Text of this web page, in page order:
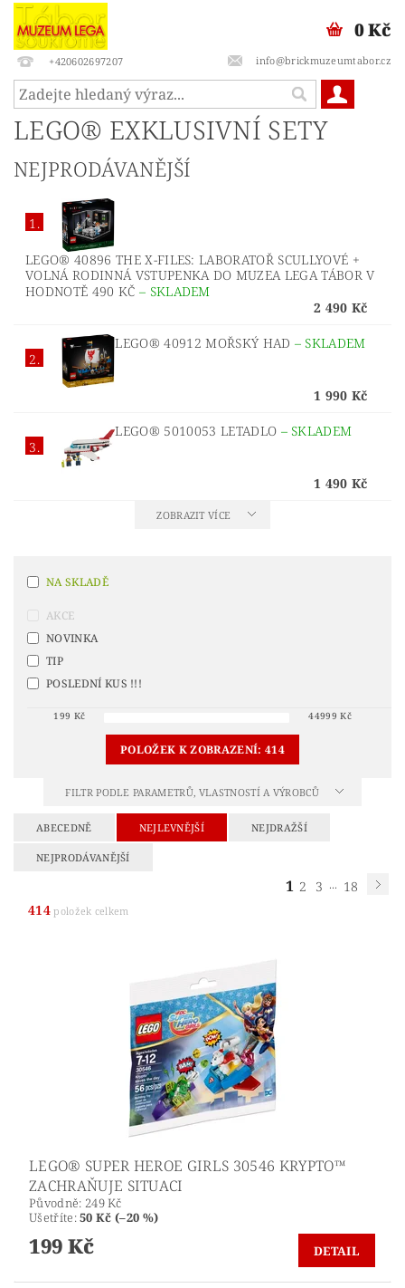
+420602697207 info@brickmuzeumtabor.cz
0 Kč
LEGO® EXKLUSIVNÍ SETY
NEJPRODÁVANĚJŠÍ
1.
LEGO® 40896 THE X-FILES: LABORATOŘ SCULLYOVÉ +
VOLNÁ RODINNÁ VSTUPENKA DO MUZEA LEGA TÁBOR V
HODNOTĚ 490 KČ – SKLADEM
2 490 Kč
2.
LEGO® 40912 MOŘSKÝ HAD – SKLADEM
1 990 Kč
3.
LEGO® 5010053 LETADLO – SKLADEM
1 490 Kč
ZOBRAZIT VÍCE
NA SKLADĚ
AKCE
NOVINKA
TIP
POSLEDNÍ KUS !!!
199 Kč 44999 Kč
POLOŽEK K ZOBRAZENÍ: 414
FILTR PODLE PARAMETRŮ, VLASTNOSTÍ A VÝROBCŮ
ABECEDNĚ NEJLEVNĚJŠÍ NEJDRAŽŠÍ
NEJPRODÁVANĚJŠÍ
1 2 3 ... 18
414položek celkem
LEGO® SUPER HEROE GIRLS 30546 KRYPTO™
ZACHRAŇUJE SITUACI
Původně: 249 Kč
Ušetříte:50 Kč (–20 %)
199 Kč DETAIL